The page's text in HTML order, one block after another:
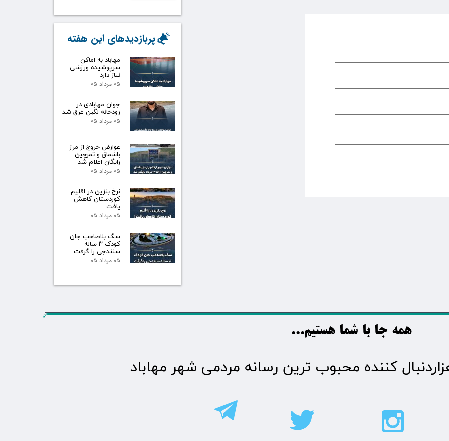
مهاباد به اماکن
سرپوشیده ورزشی
نیاز دارد
۰۵ مرداد ۰۵
جوان مهابادی در
رودخانه لگبن غرق شد
۰۵ مرداد ۰۵
عوارض خروج از مرز
باشماق و تمرچین
رایگان اعلام شد
۰۵ مرداد ۰۵
نرخ بنزین در اقلیم
کوردستان کاهش
یافت
۰۵ مرداد ۰۵
سگ بلاصاحب جان
کودک ۳ ساله
سنندجی را گرفت
۰۵ مرداد ۰۵
پربازدیدهای این هفته
​​​همه جا با شما هستیم...​​​​​​​​​​​​​​